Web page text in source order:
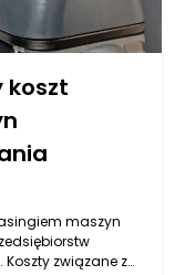
koszt
maszyn
związane z